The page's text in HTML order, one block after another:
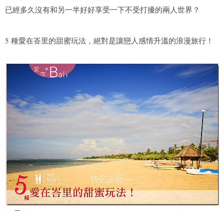
已經多久沒有和另一半好好享受一下不受打擾的兩人世界？
5 種愛在峇里的甜蜜玩法，絕對是讓戀人感情升溫的浪漫旅行！